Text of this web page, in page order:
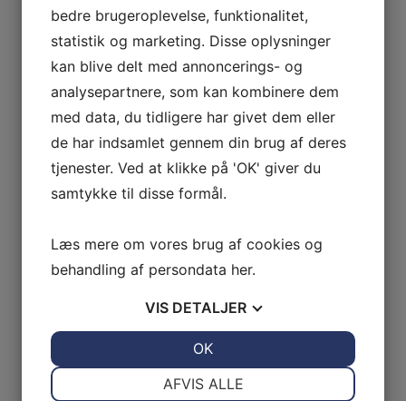
bedre brugeroplevelse, funktionalitet,
statistik og marketing. Disse oplysninger
kan blive delt med annoncerings- og
analysepartnere, som kan kombinere dem
med data, du tidligere har givet dem eller
de har indsamlet gennem din brug af deres
tjenester. Ved at klikke på 'OK' giver du
samtykke til disse formål.
Læs mere om vores brug af cookies og
behandling af persondata her.
VIS DETALJER
AFVIS ALLE
OK